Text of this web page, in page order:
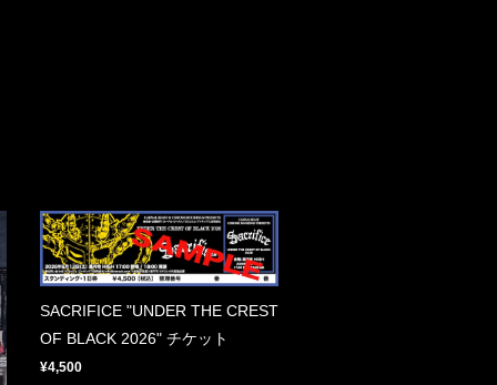
SACRIFICE "UNDER THE CREST
OF BLACK 2026" チケット
¥4,500